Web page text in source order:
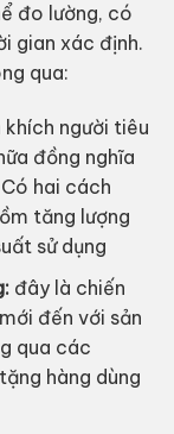
đo lường, có
gian xác định.
qua:
người tiêu
đồng nghĩa
hai cách
tăng lượng
sử dụng
đây là chiến
đến với sản
qua các
hàng dùng